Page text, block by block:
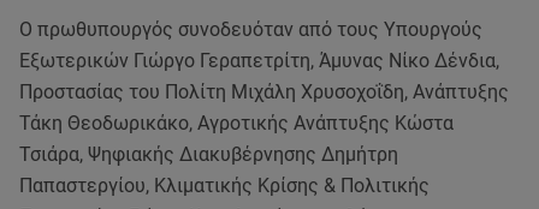
Ο πρωθυπουργός συνοδευόταν από τους Υπουργούς
Εξωτερικών Γιώργο Γεραπετρίτη, Άμυνας Νίκο Δένδια,
Προστασίας του Πολίτη Μιχάλη Χρυσοχοΐδη, Ανάπτυξης
Τάκη Θεοδωρικάκο, Αγροτικής Ανάπτυξης Κώστα
Τσιάρα, Ψηφιακής Διακυβέρνησης Δημήτρη
Παπαστεργίου, Κλιματικής Κρίσης & Πολιτικής